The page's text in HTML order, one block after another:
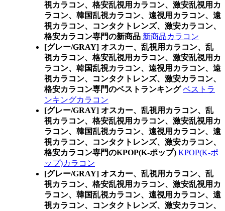
視カラコン、格安乱視用カラコン、激安乱視用カ
ラコン、韓国乱視カラコン、遠視用カラコン、遠
視カラコン、コンタクトレンズ、激安カラコン、
格安カラコン専門の新商品 新商品カラコン
[グレー/GRAY] オスカー、乱視用カラコン、乱
視カラコン、格安乱視用カラコン、激安乱視用カ
ラコン、韓国乱視カラコン、遠視用カラコン、遠
視カラコン、コンタクトレンズ、激安カラコン、
格安カラコン専門のベストランキング ベストラ
ンキングカラコン
[グレー/GRAY] オスカー、乱視用カラコン、乱
視カラコン、格安乱視用カラコン、激安乱視用カ
ラコン、韓国乱視カラコン、遠視用カラコン、遠
視カラコン、コンタクトレンズ、激安カラコン、
格安カラコン専門のKPOP(K-ポップ) KPOP(K-ポ
ップ)カラコン
[グレー/GRAY] オスカー、乱視用カラコン、乱
視カラコン、格安乱視用カラコン、激安乱視用カ
ラコン、韓国乱視カラコン、遠視用カラコン、遠
視カラコン、コンタクトレンズ、激安カラコン、